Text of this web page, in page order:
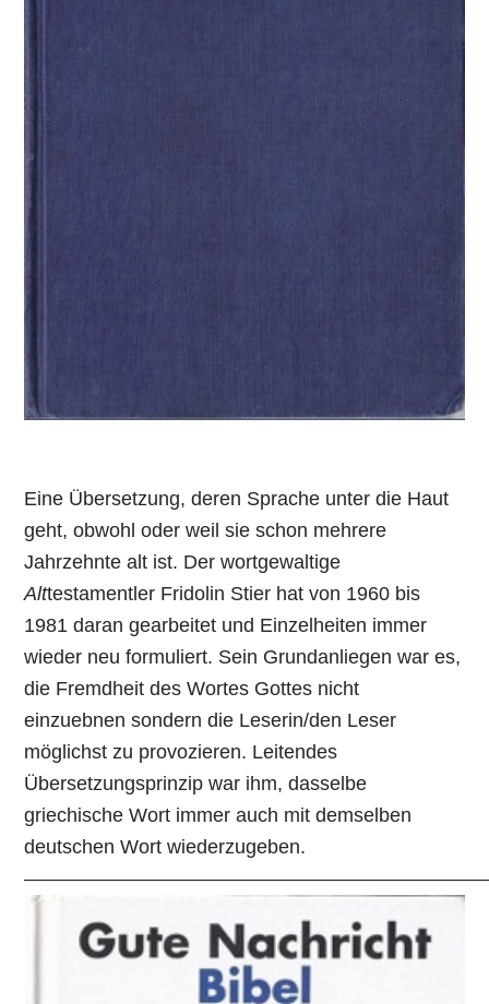
Eine Übersetzung, deren Sprache unter die Haut
geht, obwohl oder weil sie schon mehrere
Jahrzehnte alt ist. Der wortgewaltige
Alttestamentler Fridolin Stier hat von 1960 bis
1981 daran gearbeitet und Einzelheiten immer
wieder neu formuliert. Sein Grundanliegen war es,
die Fremdheit des Wortes Gottes nicht
einzuebnen sondern die Leserin/den Leser
möglichst zu provozieren. Leitendes
Übersetzungsprinzip war ihm, dasselbe
griechische Wort immer auch mit demselben
deutschen Wort wiederzugeben.